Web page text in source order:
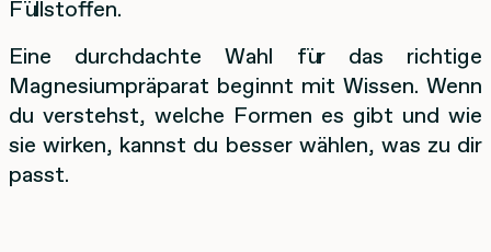
Füllstoffen.
Eine durchdachte Wahl für das richtige
Magnesiumpräparat beginnt mit Wissen. Wenn
du verstehst, welche Formen es gibt und wie
sie wirken, kannst du besser wählen, was zu dir
passt.